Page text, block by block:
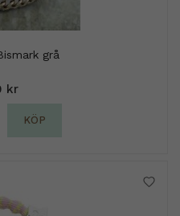
grå
kr
KÖP